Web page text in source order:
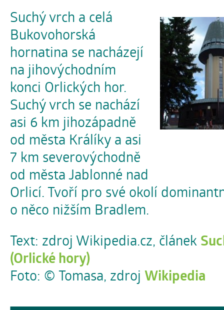
Suchý vrch a celá
Bukovohorská
hornatina se nacházejí
na jihovýchodním
konci Orlických hor.
Suchý vrch se nachází
asi 6 km jihozápadně
od města Králíky a asi
7 km severovýchodně
od města Jablonné nad
Orlicí. Tvoří pro své okolí
o něco nižším Bradlem.
Text: zdroj Wikipedia.cz, článek
(Orlické hory)
Foto: © Tomasa, zdroj Wikipedia